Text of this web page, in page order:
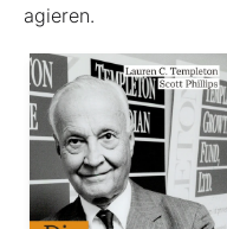
agieren.